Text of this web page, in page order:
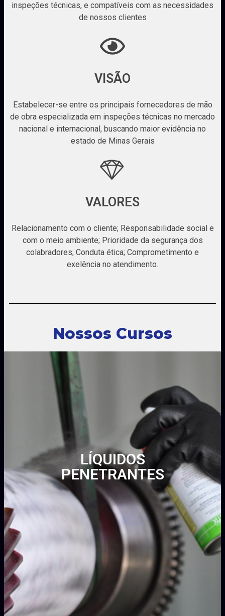
inspeções técnicas, e compatíveis com as necessidades
de nossos clientes
VISÃO
Estabelecer-se entre os principais fornecedores de mão
de obra especializada em inspeções técnicas no mercado
nacional e internacional, buscando maior evidência no
estado de Minas Gerais
VALORES
Relacionamento com o cliente; Responsabilidade social e
com o meio ambiente; Prioridade da segurança dos
colabradores; Conduta ética; Comprometimento e
exelência no atendimento.
Nossos Cursos
LÍQUIDOS
PENETRANTES